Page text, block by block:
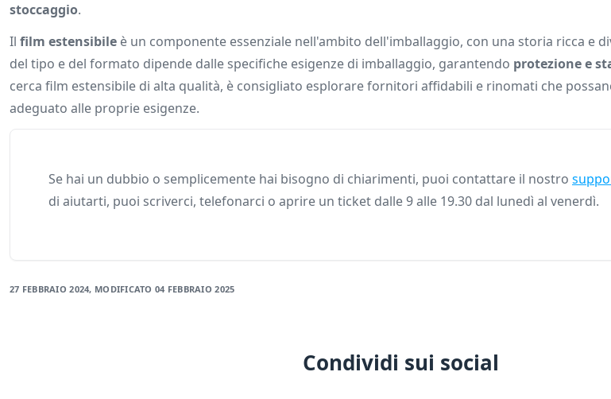
stoccaggio.
Il film estensibile è un componente essenziale nell'ambito dell'imballaggio, con una storia ricca e
del tipo e del formato dipende dalle specifiche esigenze di imballaggio, garantendo protezione e
cerca film estensibile di alta qualità, è consigliato esplorare fornitori affidabili e rinomati che
adeguato alle proprie esigenze.
Se hai un dubbio o semplicemente hai bisogno di chiarimenti, puoi contattare il nostro
di aiutarti, puoi scriverci, telefonarci o aprire un ticket dalle 9 alle 19.30 dal lunedì al venerdì.
27 FEBBRAIO 2024, MODIFICATO 04 FEBBRAIO 2025
Condividi sui social